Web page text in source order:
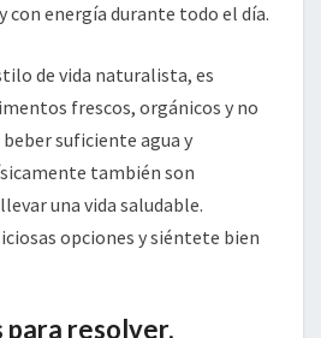
con energía durante todo el día.
de vida naturalista, es
frescos, orgánicos y no
suficiente agua y
también son
una vida saludable.
opciones y siéntete bien
para resolver.